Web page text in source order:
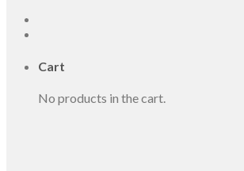
Cart
No products in the cart.